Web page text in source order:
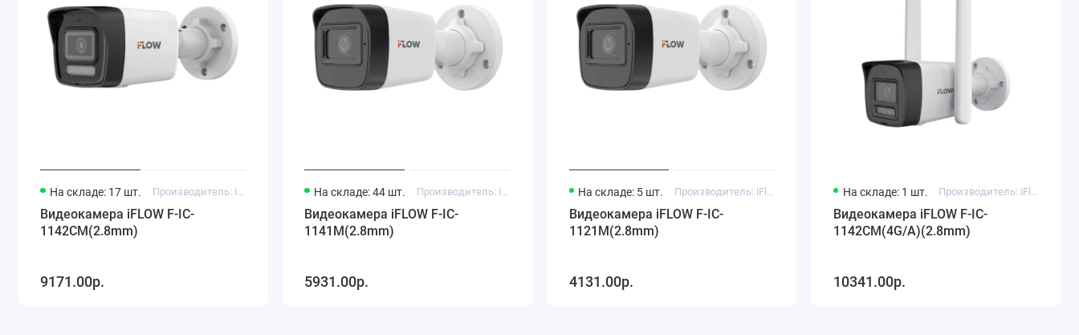
На складе: 17 шт.
Видеокамера iFLOW F-IC-
1142CM(2.8mm)
9171.00р.
На складе: 44 шт.
Видеокамера iFLOW F-IC-
1141M(2.8mm)
5931.00р.
На складе: 5 шт.
Видеокамера iFLOW F-IC-
1121M(2.8mm)
4131.00р.
На складе: 1 шт.
Видеокамера iFLOW F-IC-
1142CM(4G/A)(2.8mm)
10341.00р.